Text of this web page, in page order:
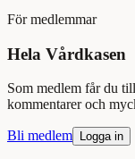
För medlemmar
Hela Vårdkasen
Som medlem får du
kommentarer och
Bli medlem Logga in